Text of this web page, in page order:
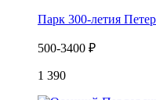
Парк 300-летия
500-3400 ₽
1 390